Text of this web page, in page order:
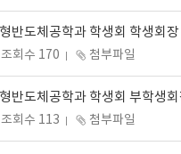
조회수 170 첨부파일
조회수 113 첨부파일